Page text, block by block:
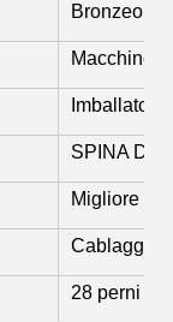
Bronzeo
Macchine
Imballato
SPINA
Migliore
Cablaggio
28 perni